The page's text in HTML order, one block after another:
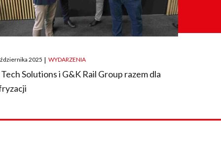
2025 | WYDARZENIA
Tech Solutions i G&K Rail Group razem dla